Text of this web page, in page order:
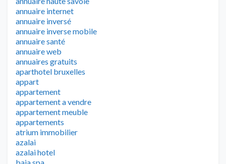
annuaire internet
annuaire inversé
annuaire inverse mobile
annuaire santé
annuaire web
annuaires gratuits
aparthotel bruxelles
appart
appartement
appartement a vendre
appartement meuble
appartements
atrium immobilier
azalai
azalai hotel